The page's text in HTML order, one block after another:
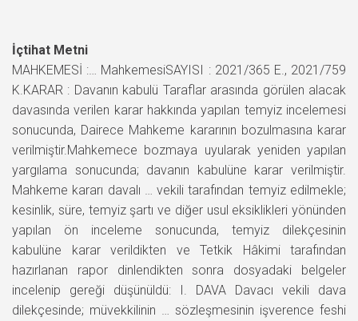
İçtihat Metni
MAHKEMESİ :… MahkemesiSAYISI : 2021/365 E., 2021/759
K.KARAR : Davanın kabulü Taraflar arasında görülen alacak
davasında verilen karar hakkında yapılan temyiz incelemesi
sonucunda, Dairece Mahkeme kararının bozulmasına karar
verilmiştir.Mahkemece bozmaya uyularak yeniden yapılan
yargılama sonucunda; davanın kabulüne karar verilmiştir.
Mahkeme kararı davalı … vekili tarafından temyiz edilmekle;
kesinlik, süre, temyiz şartı ve diğer usul eksiklikleri yönünden
yapılan ön inceleme sonucunda, temyiz dilekçesinin
kabulüne karar verildikten ve Tetkik Hâkimi tarafından
hazırlanan rapor dinlendikten sonra dosyadaki belgeler
incelenip gereği düşünüldü: I. DAVA Davacı vekili dava
dilekçesinde; müvekkilinin … sözleşmesinin işverence feshi